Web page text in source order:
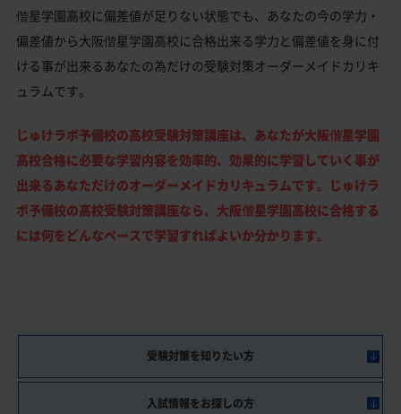
偕星学園高校に偏差値が足りない状態でも、あなたの今の学力・
偏差値から大阪偕星学園高校に合格出来る学力と偏差値を身に付
ける事が出来るあなたの為だけの受験対策オーダーメイドカリキ
ュラムです。
じゅけラボ予備校の高校受験対策講座は、あなたが大阪偕星学園
高校合格に必要な学習内容を効率的、効果的に学習していく事が
出来るあなただけのオーダーメイドカリキュラムです。じゅけラ
ボ予備校の高校受験対策講座なら、大阪偕星学園高校に合格する
には何をどんなペースで学習すればよいか分かります。
受験対策を知りたい方
入試情報をお探しの方